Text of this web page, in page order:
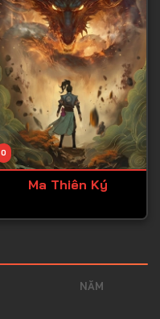
0
Ma Thiên Ký
NĂM